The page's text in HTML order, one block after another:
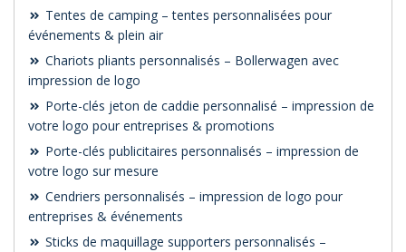
Tentes de camping – tentes personnalisées pour
événements & plein air
Chariots pliants personnalisés – Bollerwagen avec
impression de logo
Porte-clés jeton de caddie personnalisé – impression de
votre logo pour entreprises & promotions
Porte-clés publicitaires personnalisés – impression de
votre logo sur mesure
Cendriers personnalisés – impression de logo pour
entreprises & événements
Sticks de maquillage supporters personnalisés –